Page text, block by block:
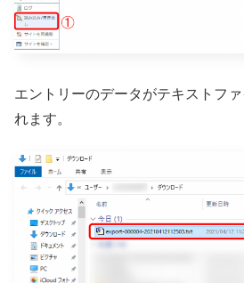
エントリーのデータがテキストフ
れます。